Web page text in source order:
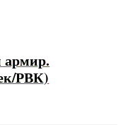
армир.
РВК)